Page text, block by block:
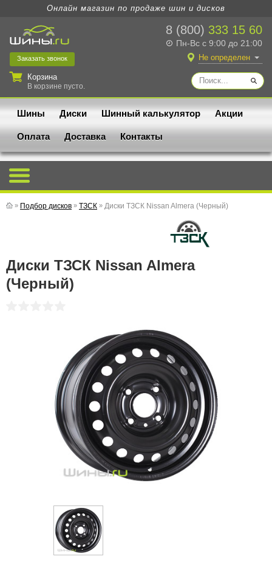
Онлайн магазин по продаже шин и дисков
8 (800) 333 15 60
Пн-Вс с 9:00 до 21:00
Заказать звонок
Корзина
В корзине пусто.
Не определен
Шины Диски Шинный калькулятор Акции
Оплата Доставка Контакты
» Подбор дисков » ТЗСК » Диски ТЗСК Nissan Almera (Черный)
Диски ТЗСК Nissan Almera
(Черный)